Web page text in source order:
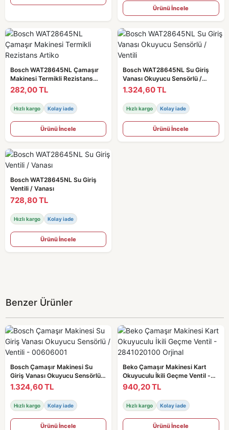
Ürünü İncele
Bosch WAT28645NL Çamaşır
Makinesi Termikli Rezistans
Artiko
282,00 TL
Hızlı kargo Kolay iade
Ürünü İncele
Bosch WAT28645NL Su Giriş
Vanası Okuyucu Sensörlü /
Ventili
1.324,60 TL
Hızlı kargo Kolay iade
Ürünü İncele
Bosch WAT28645NL Su Giriş
Ventili / Vanası
728,80 TL
Hızlı kargo Kolay iade
Ürünü İncele
Benzer Ürünler
Bosch Çamaşır Makinesi Su
Giriş Vanası Okuyucu Sensörlü /
Ventili - 00606001
1.324,60 TL
Hızlı kargo Kolay iade
Ürünü İncele
Beko Çamaşır Makinesi Kart
Okuyuculu İkili Geçme Ventil -
2841020100 Orjinal
940,20 TL
Hızlı kargo Kolay iade
Ürünü İncele